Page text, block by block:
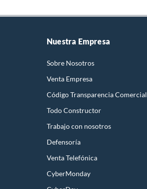
Nuestra Empresa
Sobre Nosotros
Venta Empresa
Código Transparencia Comercial
Todo Constructor
Trabajo con nosotros
Defensoría
Venta Telefónica
CyberMonday